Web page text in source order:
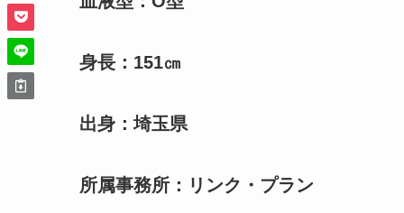
身長：151㎝
出身：埼玉県
所属事務所：リンク・プラン